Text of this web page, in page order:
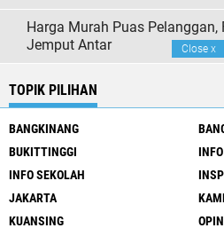
Harga Murah Puas Pelanggan,
Jemput Antar
TOPIK PILIHAN
BANGKINANG
BUKITTINGGI
INFO SEKOLAH
JAKARTA
KUANSING
Close x